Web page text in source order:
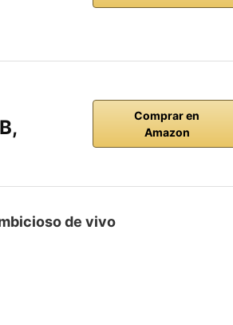
Comprar en
Amazon
de vivo